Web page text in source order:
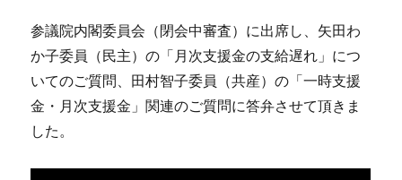
参議院内閣委員会（閉会中審査）に出席し、矢田わ
か子委員（民主）の「月次支援金の支給遅れ」につ
いてのご質問、田村智子委員（共産）の「一時支援
金・月次支援金」関連のご質問に答弁させて頂きま
した。